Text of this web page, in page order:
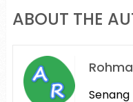
ABOUT THE